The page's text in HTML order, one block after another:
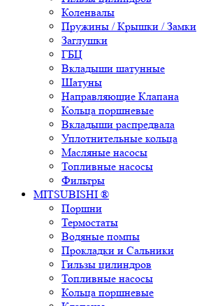
Коленвалы
Пружины / Крышки / Замки
Заглушки
ГБЦ
Вкладыши шатунные
Шатуны
Направляющие Клапана
Кольца поршневые
Вкладыши распредвала
Уплотнительные кольца
Масляные насосы
Топливные насосы
Фильтры
MITSUBISHI ®
Поршни
Термостаты
Водяные помпы
Прокладки и Сальники
Гильзы цилиндров
Топливные насосы
Кольца поршневые